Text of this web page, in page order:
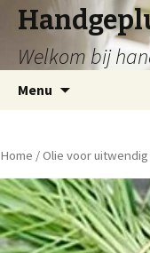
Welkom bij
Menu
Home /Olie voor